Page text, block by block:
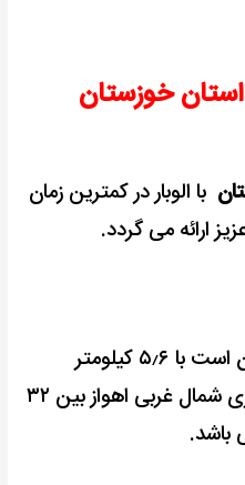
خوزستان
با الوبار در کمترین زمان
ارائه می گردد.
است
با ۵٫۶ کیلومتر
مساحت در ۱۱۵ کیلومتری شمال غربی اهواز بین ۳۲
باشد.